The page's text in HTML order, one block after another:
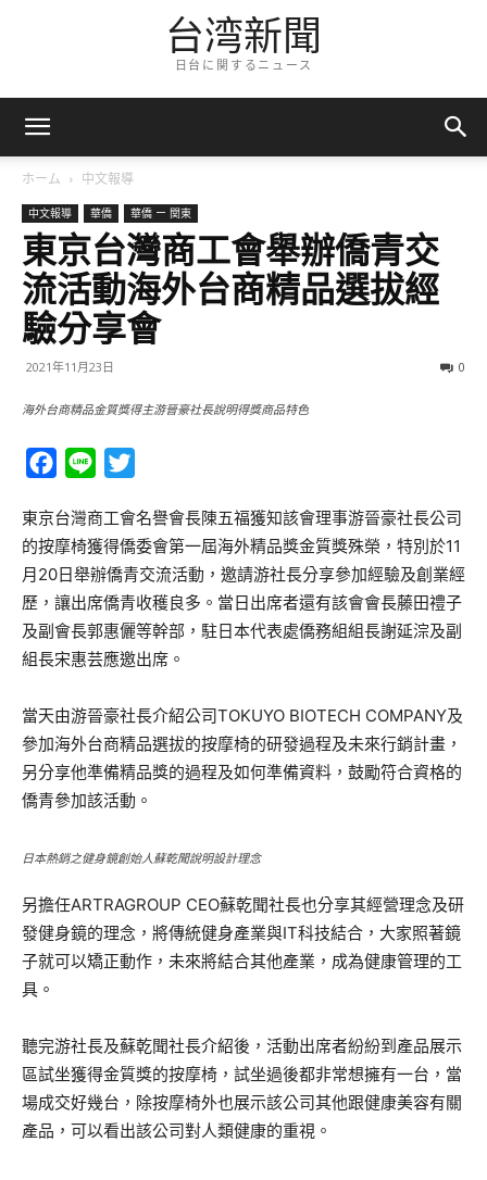
台湾新聞
日台に関するニュース
ホーム 中文報導
中文報導 華僑 華僑 ー 関東
東京台灣商工會舉辦僑青交
流活動海外台商精品選拔經
驗分享會
2021年11月23日 0
海外台商精品金質獎得主游晉豪社長說明得獎商品特色
Facebook
Line
東京台灣商工會名譽會長陳五福獲知該會理事游晉豪社長公司
的按摩椅獲得僑委會第一屆海外精品獎金質獎殊榮，特別於11
月20日舉辦僑青交流活動，邀請游社長分享參加經驗及創業經
歷，讓出席僑青收穫良多。當日出席者還有該會會長藤田禮子
及副會長郭惠儷等幹部，駐日本代表處僑務組組長謝延淙及副
組長宋惠芸應邀出席。
當天由游晉豪社長介紹公司TOKUYO BIOTECH COMPANY及
參加海外台商精品選拔的按摩椅的研發過程及未來行銷計畫，
另分享他準備精品獎的過程及如何準備資料，鼓勵符合資格的
僑青參加該活動。
日本熱銷之健身鏡創始人蘇乾聞說明設計理念
另擔任ARTRAGROUP CEO蘇乾聞社長也分享其經營理念及研
發健身鏡的理念，將傳統健身產業與IT科技結合，大家照著鏡
子就可以矯正動作，未來將結合其他產業，成為健康管理的工
具。
聽完游社長及蘇乾聞社長介紹後，活動出席者紛紛到產品展示
區試坐獲得金質獎的按摩椅，試坐過後都非常想擁有一台，當
場成交好幾台，除按摩椅外也展示該公司其他跟健康美容有關
產品，可以看出該公司對人類健康的重視。